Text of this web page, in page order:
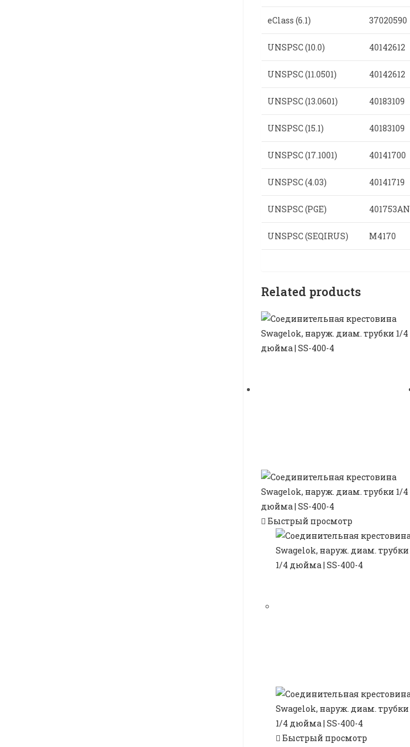
eClass (6.1) 37020590
UNSPSC (10.0) 40142612
UNSPSC (11.0501) 40142612
UNSPSC (13.0601) 40183109
UNSPSC (15.1) 40183109
UNSPSC (17.1001) 40141700
UNSPSC (4.03) 40141719
UNSPSC (PGE) 401753AN
UNSPSC (SEQIRUS) M4170
Related products
Быстрый просмотр
Быстрый просмотр